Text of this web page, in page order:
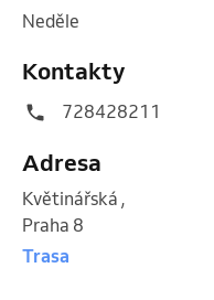
neděle
Kontakty
728428211
Adresa
Květinářská ,
Praha 8
Trasa